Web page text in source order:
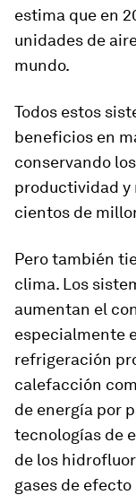
estima que en
unidades de
mundo.
Todos estos
beneficios en
conservando
productividad y
cientos de
Pero también
clima. Los
aumentan el
especialmente
refrigeración
calefacción
de energía por
tecnologías de
de los
gases de